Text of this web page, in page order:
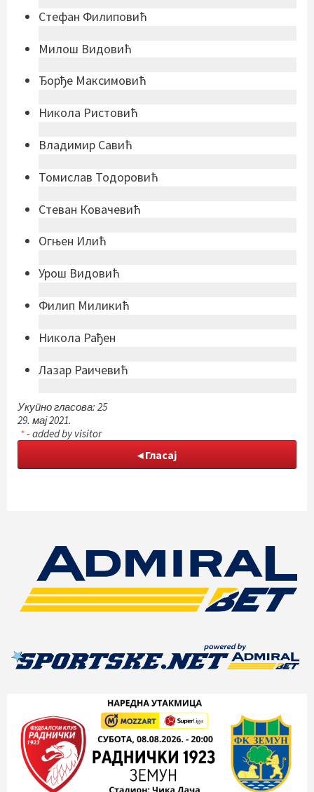
Стефан Филиповић
Милош Видовић
Ђорђе Максимовић
Никола Ристовић
Владимир Савић
Томислав Тодоровић
Стеван Ковачевић
Огњен Илић
Урош Видовић
Филип Миликић
Никола Рађен
Лазар Раичевић
Укупно гласова: 25
29. мај 2021.
*- added by visitor
Гласај